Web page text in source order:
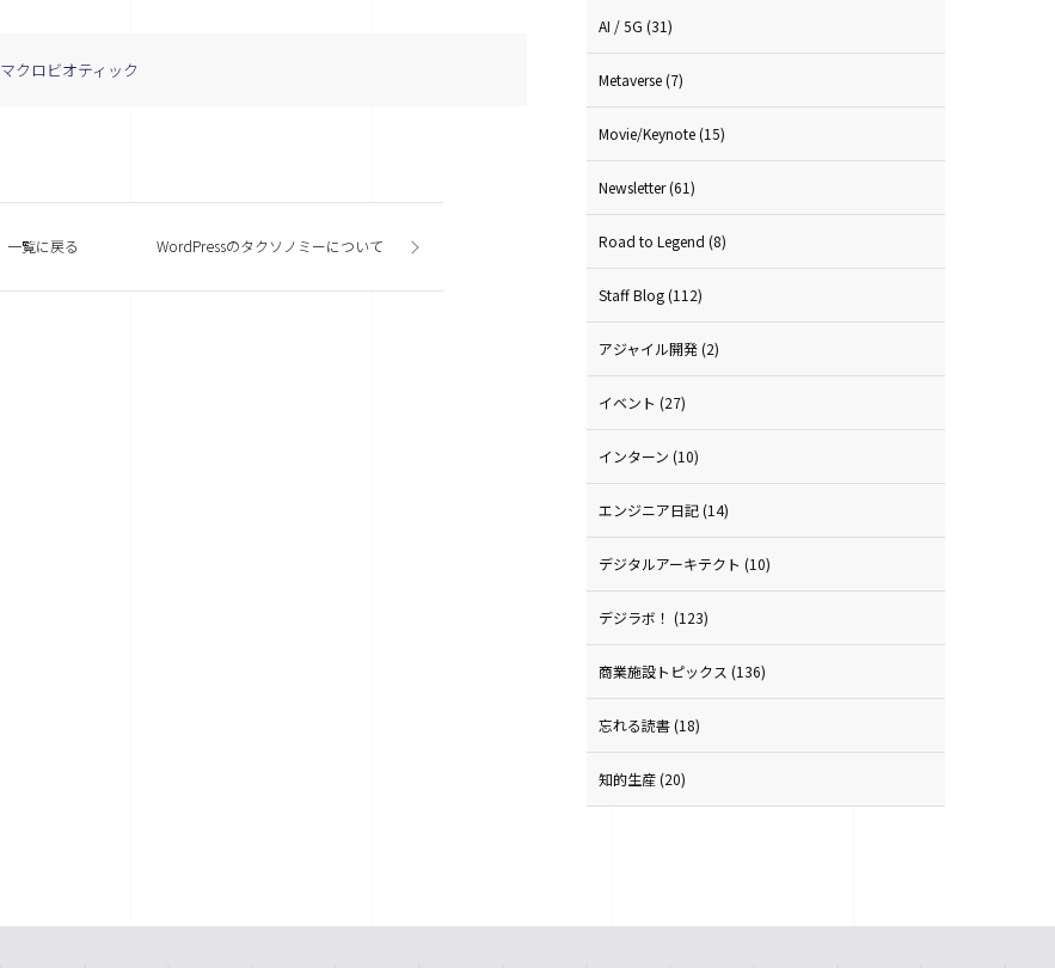
マクロビオティック
一覧に戻る WordPressのタクソノミーについて
AI / 5G (31)
Metaverse(7)
Movie/Keynote(15)
Newsletter(61)
Road to Legend (8)
Staff Blog(112)
アジャイル開発(2)
イベント (27)
インターン (10)
エンジニア日記(14)
デジタルアーキテクト (10)
デジラボ！ (123)
商業施設トピックス (136)
忘れる読書(18)
知的生産(20)